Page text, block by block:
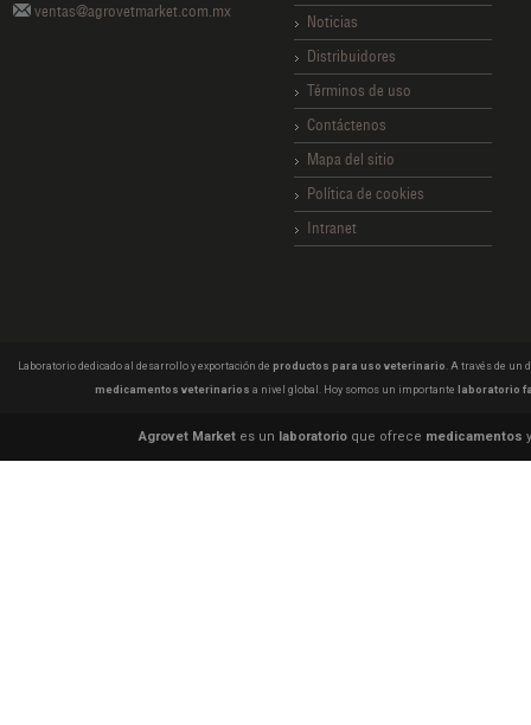
ventas@agrovetmarket.com.mx
Noticias
Distribuidores
Términos de uso
Contáctenos
Mapa del sitio
Política de cookies
Intranet
Laboratorio dedicado al desarrollo y exportación de productos para uso veterinario . A través de un
medicamentos veterinarios a nivel global. Hoy somos un importante laboratorio
Agrovet Market es un laboratorio que ofrece medicamentos